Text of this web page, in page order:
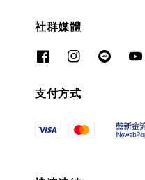
社群媒體
支付方式